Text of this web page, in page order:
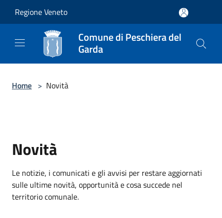
Regione Veneto
Comune di Peschiera del
Garda
Home > Novità
Novità
Le notizie, i comunicati e gli avvisi per restare aggiornati
sulle ultime novità, opportunità e cosa succede nel
territorio comunale.